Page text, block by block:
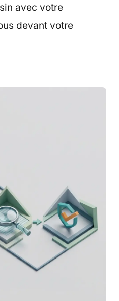
avec votre
devant votre